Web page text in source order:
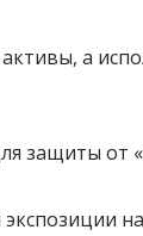
а
защиты от
экспозиции